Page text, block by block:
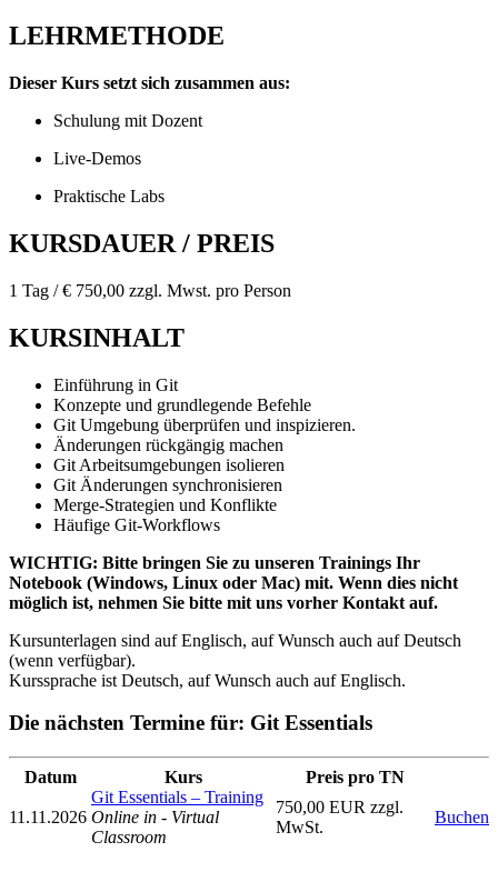
LEHRMETHODE
Dieser Kurs setzt sich zusammen aus:
Schulung mit Dozent
Live-Demos
Praktische Labs
KURSDAUER / PREIS
1 Tag / € 750,00 zzgl. Mwst. pro Person
KURSINHALT
Einführung in Git
Konzepte und grundlegende Befehle
Git Umgebung überprüfen und inspizieren.
Änderungen rückgängig machen
Git Arbeitsumgebungen isolieren
Git Änderungen synchronisieren
Merge-Strategien und Konflikte
Häufige Git-Workflows
WICHTIG: Bitte bringen Sie zu unseren Trainings Ihr
Notebook (Windows, Linux oder Mac) mit. Wenn dies nicht
möglich ist, nehmen Sie bitte mit uns vorher Kontakt auf.
Kursunterlagen sind auf Englisch, auf Wunsch auch auf Deutsch
(wenn verfügbar).
Kurssprache ist Deutsch, auf Wunsch auch auf Englisch.
Die nächsten Termine für: Git Essentials
Datum Kurs Preis pro TN
11.11.2026
Git Essentials – Training
Online in - Virtual
Classroom
750,00 EUR zzgl.
MwSt.
Buchen